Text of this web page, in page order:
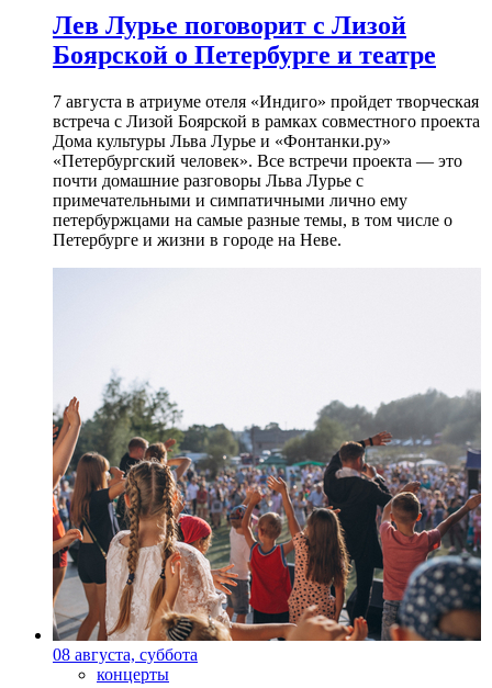
Лев Лурье поговорит с Лизой
Боярской о Петербурге и театре
7 августа в атриуме отеля «Индиго» пройдет творческая
встреча с Лизой Боярской в рамках совместного проекта
Дома культуры Льва Лурье и «Фонтанки.ру»
«Петербургский человек». Все встречи проекта — это
почти домашние разговоры Льва Лурье с
примечательными и симпатичными лично ему
петербуржцами на самые разные темы, в том числе о
Петербурге и жизни в городе на Неве.
08 августа, суббота
концерты